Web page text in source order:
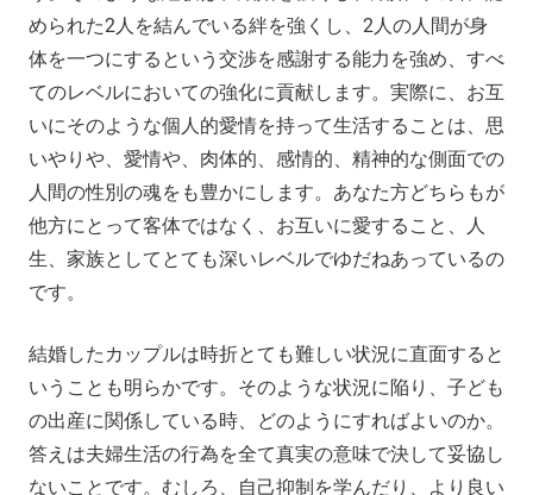
められた2人を結んでいる絆を強くし、2人の人間が身
体を一つにするという交渉を感謝する能力を強め、すべ
てのレベルにおいての強化に貢献します。実際に、お互
いにそのような個人的愛情を持って生活することは、思
いやりや、愛情や、肉体的、感情的、精神的な側面での
人間の性別の魂をも豊かにします。あなた方どちらもが
他方にとって客体ではなく、お互いに愛すること、人
生、家族としてとても深いレベルでゆだねあっているの
です。
結婚したカップルは時折とても難しい状況に直面すると
いうことも明らかです。そのような状況に陥り、子ども
の出産に関係している時、どのようにすればよいのか。
答えは夫婦生活の行為を全て真実の意味で決して妥協し
ないことです。むしろ、自己抑制を学んだり、より良い